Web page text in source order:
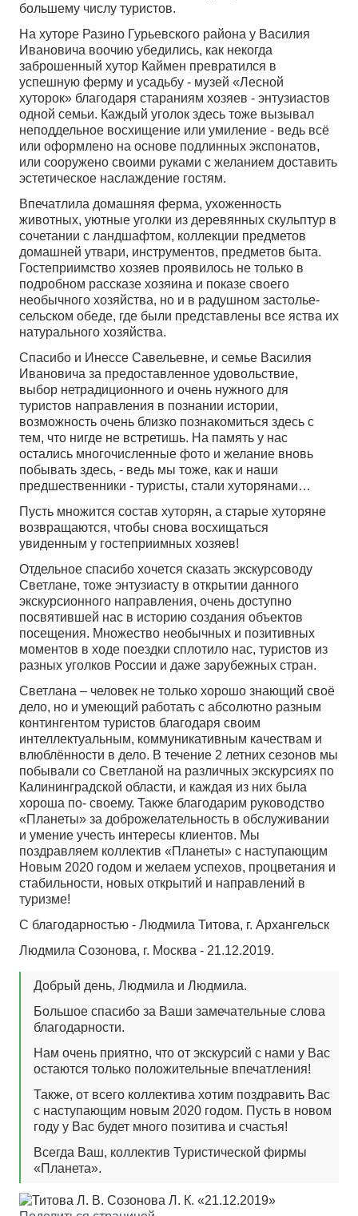
большему числу туристов.
На хуторе Разино Гурьевского района у Василия
Ивановича воочию убедились, как некогда
заброшенный хутор Каймен превратился в
успешную ферму и усадьбу - музей «Лесной
хуторок» благодаря стараниям хозяев - энтузиастов
одной семьи. Каждый уголок здесь тоже вызывал
неподдельное восхищение или умиление - ведь всё
или оформлено на основе подлинных экспонатов,
или сооружено своими руками с желанием доставить
эстетическое наслаждение гостям.
Впечатлила домашняя ферма, ухоженность
животных, уютные уголки из деревянных скульптур в
сочетании с ландшафтом, коллекции предметов
домашней утвари, инструментов, предметов быта.
Гостеприимство хозяев проявилось не только в
подробном рассказе хозяина и показе своего
необычного хозяйства, но и в радушном застолье-
сельском обеде, где были представлены все яства их
натурального хозяйства.
Cпасибо и Инессе Савельевне, и семье Василия
Ивановича за предоставленное удовольствие,
выбор нетрадиционного и очень нужного для
туристов направления в познании истории,
возможность очень близко познакомиться здесь с
тем, что нигде не встретишь. На память у нас
остались многочисленные фото и желание вновь
побывать здесь, - ведь мы тоже, как и наши
предшественники - туристы, стали хуторянами…
Пусть множится состав хуторян, а старые хуторяне
возвращаются, чтобы снова восхищаться
увиденным у гостеприимных хозяев!
Отдельное спасибо хочется сказать экскурсоводу
Светлане, тоже энтузиасту в открытии данного
экскурсионного направления, очень доступно
посвятившей нас в историю создания объектов
посещения. Множество необычных и позитивных
моментов в ходе поездки сплотило нас, туристов из
разных уголков России и даже зарубежных стран.
Светлана – человек не только хорошо знающий своё
дело, но и умеющий работать с абсолютно разным
контингентом туристов благодаря своим
интеллектуальным, коммуникативным качествам и
влюблённости в дело. В течение 2 летних сезонов мы
побывали со Светланой на различных экскурсиях по
Калининградской области, и каждая из них была
хороша по- своему. Также благодарим руководство
«Планеты» за доброжелательность в обслуживании
и умение учесть интересы клиентов. Мы
поздравляем коллектив «Планеты» с наступающим
Новым 2020 годом и желаем успехов, процветания и
стабильности, новых открытий и направлений в
туризме!
С благодарностью - Людмила Титова, г. Архангельск
Людмила Созонова, г. Москва - 21.12.2019.
Добрый день, Людмила и Людмила.
Большое спасибо за Ваши замечательные слова
благодарности.
Нам очень приятно, что от экскурсий с нами у Вас
остаются только положительные впечатления!
Также, от всего коллектива хотим поздравить Вас
с наступающим новым 2020 годом. Пусть в новом
году у Вас будет много позитива и счастья!
Всегда Ваш, коллектив Туристической фирмы
«Планета».